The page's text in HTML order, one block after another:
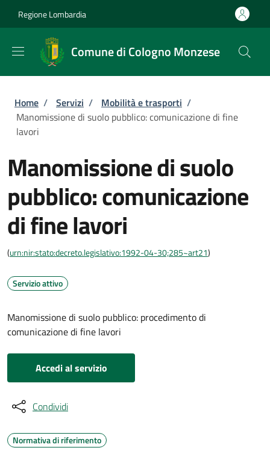
Regione Lombardia
Comune di Cologno Monzese
Briciole di pane
Home / Servizi / Mobilità e trasporti /
Manomissione di suolo pubblico: comunicazione di fine
lavori
Manomissione di suolo
pubblico: comunicazione
di fine lavori
(urn:nir:stato:decreto.legislativo:1992-04-30;285~art21)
Servizio attivo
Manomissione di suolo pubblico: procedimento di
comunicazione di fine lavori
Accedi al servizio
Condividi
Normativa di riferimento